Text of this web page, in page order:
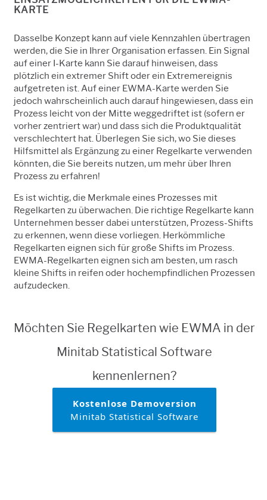
KARTE
Dasselbe Konzept kann auf viele Kennzahlen übertragen
werden, die Sie in Ihrer Organisation erfassen. Ein Signal
auf einer I-Karte kann Sie darauf hinweisen, dass
plötzlich ein extremer Shift oder ein Extremereignis
aufgetreten ist. Auf einer EWMA-Karte werden Sie
jedoch wahrscheinlich auch darauf hingewiesen, dass ein
Prozess leicht von der Mitte weggedriftet ist (sofern er
vorher zentriert war) und dass sich die Produktqualität
verschlechtert hat. Überlegen Sie sich, wo Sie dieses
Hilfsmittel als Ergänzung zu einer Regelkarte verwenden
könnten, die Sie bereits nutzen, um mehr über Ihren
Prozess zu erfahren!
Es ist wichtig, die Merkmale eines Prozesses mit
Regelkarten zu überwachen. Die richtige Regelkarte kann
Unternehmen besser dabei unterstützen, Prozess-Shifts
zu erkennen, wenn diese vorliegen. Herkömmliche
Regelkarten eignen sich für große Shifts im Prozess.
EWMA-Regelkarten eignen sich am besten, um rasch
kleine Shifts in reifen oder hochempfindlichen Prozessen
aufzudecken.
Möchten Sie Regelkarten wie EWMA in der
Minitab Statistical Software
kennenlernen?
Kostenlose Demoversion
Minitab Statistical Software